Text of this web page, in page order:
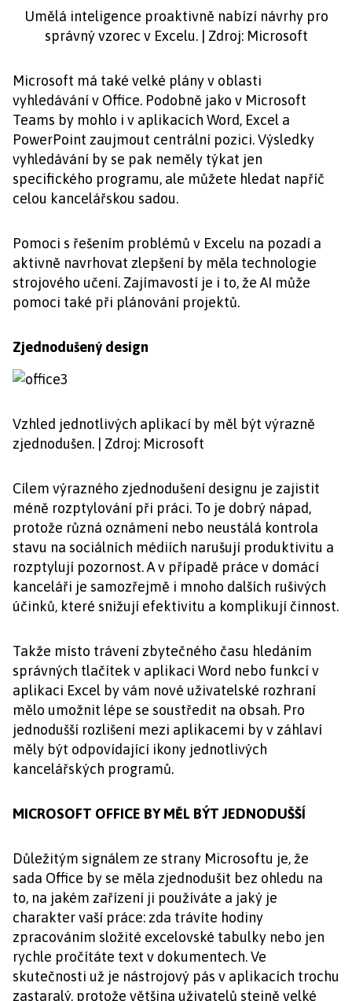
Umělá inteligence proaktivně nabízí návrhy pro
správný vzorec v Excelu. | Zdroj: Microsoft
Microsoft má také velké plány v oblasti
vyhledávání v Office. Podobně jako v Microsoft
Teams by mohlo i v aplikacích Word, Excel a
PowerPoint zaujmout centrální pozici. Výsledky
vyhledávání by se pak neměly týkat jen
specifického programu, ale můžete hledat napříč
celou kancelářskou sadou.
Pomoci s řešením problémů v Excelu na pozadí a
aktivně navrhovat zlepšení by měla technologie
strojového učení. Zajímavostí je i to, že AI může
pomoci také při plánování projektů.
Zjednodušený design
Vzhled jednotlivých aplikací by měl být výrazně
zjednodušen. | Zdroj: Microsoft
Cílem výrazného zjednodušení designu je zajistit
méně rozptylování při práci. To je dobrý nápad,
protože různá oznámení nebo neustálá kontrola
stavu na sociálních médiích narušují produktivitu a
rozptylují pozornost. A v případě práce v domácí
kanceláři je samozřejmě i mnoho dalších rušivých
účinků, které snižují efektivitu a komplikují činnost.
Takže místo trávení zbytečného času hledáním
správných tlačítek v aplikaci Word nebo funkcí v
aplikaci Excel by vám nové uživatelské rozhraní
mělo umožnit lépe se soustředit na obsah. Pro
jednodušší rozlišení mezi aplikacemi by v záhlaví
měly být odpovídající ikony jednotlivých
kancelářských programů.
MICROSOFT OFFICE BY MĚL BÝT JEDNODUŠŠÍ
Důležitým signálem ze strany Microsoftu je, že
sada Office by se měla zjednodušit bez ohledu na
to, na jakém zařízení ji používáte a jaký je
charakter vaší práce: zda trávíte hodiny
zpracováním složité excelovské tabulky nebo jen
rychle pročítáte text v dokumentech. Ve
skutečnosti už je nástrojový pás v aplikacích trochu
zastaralý, protože většina uživatelů stejně velké